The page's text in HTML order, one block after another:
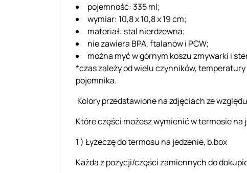
pojemność: 335 ml;
wymiar: 10,8 x 10,8 x 19 cm;
materiał: stal nierdzewna;
nie zawiera BPA, ftalanów i PCW;
można myć w górnym koszu zmywarki i
*czas zależy od wielu czynników,
pojemnika.
Kolory przedstawione na zdjęciach ze
Które części możesz wymienić w termosie na
1 ) Łyżeczę do termosu na jedzenie, b.box
Każda z pozycji/części zamiennych do